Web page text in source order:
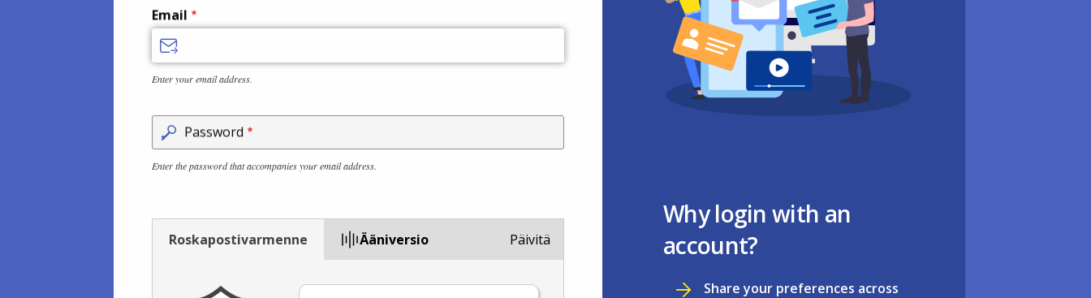
Email
Enter your email address.
Password
Enter the password that accompanies your email address.
Roskapostivarmenne Ääniversio Päivitä
Why login with an
account?
Share your preferences across